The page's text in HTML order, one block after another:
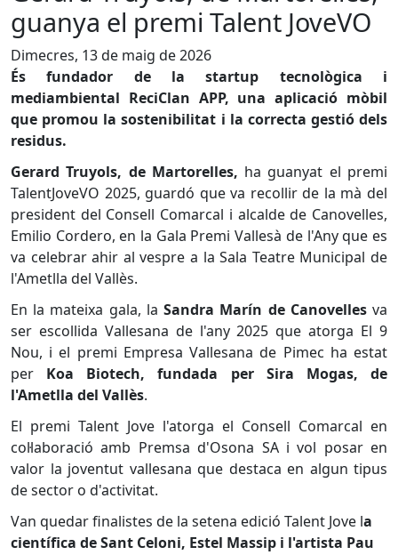
guanya el premi Talent JoveVO
Dimecres, 13 de maig de 2026
És fundador de la startup tecnològica i
mediambiental ReciClan APP, una aplicació mòbil
que promou la sostenibilitat i la correcta gestió dels
residus.
Gerard Truyols, de Martorelles, ha guanyat el premi
TalentJoveVO 2025, guardó que va recollir de la mà del
president del Consell Comarcal i alcalde de Canovelles,
Emilio Cordero, en la Gala Premi Vallesà de l'Any que es
va celebrar ahir al vespre a la Sala Teatre Municipal de
l'Ametlla del Vallès.
En la mateixa gala, laSandra Marín de Canovellesva
ser escollida Vallesana de l'any 2025 que atorga El 9
Nou, i el premi Empresa Vallesana de Pimec ha estat
per Koa Biotech, fundada per Sira Mogas, de
l'Ametlla del Vallès.
El premi Talent Jove l'atorga el Consell Comarcal en
col·laboració amb Premsa d'Osona SA i vol posar en
valor la joventut vallesana que destaca en algun tipus
de sector o d'activitat.
Van quedar finalistes de la setena edició Talent Jove la
científica de Sant Celoni, Estel Massip i l'artista Pau